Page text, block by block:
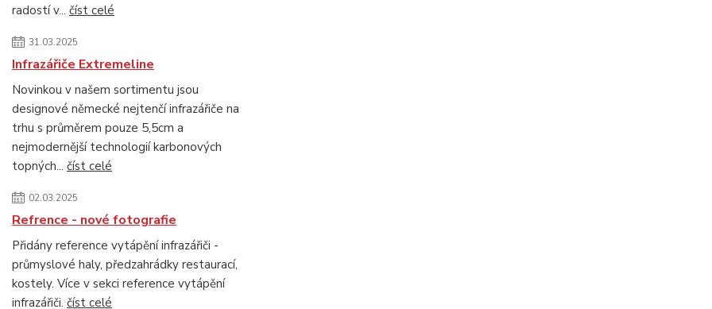
radostí v... číst celé
31.03.2025
Infrazářiče Extremeline
Novinkou v našem sortimentu jsou
designové německé nejtenčí infrazářiče na
trhu s průměrem pouze 5,5cm a
nejmodernější technologií karbonových
topných... číst celé
02.03.2025
Refrence - nové fotografie
Přidány reference vytápění infrazářiči -
průmyslové haly, předzahrádky restaurací,
kostely. Více v sekci reference vytápění
infrazářiči. číst celé